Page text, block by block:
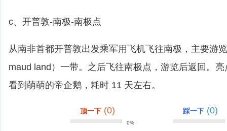
c、开普敦-南极-南极点
从南非首都开普敦出发乘军用飞机飞往南极，主要游
maud land）一带。之后飞往南极点，游览后返回。
看到萌萌的帝企鹅，耗时 11 天左右。
顶一下 (0)
0%
踩一下 (0)